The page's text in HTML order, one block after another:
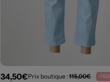
34,50€Prix boutique :115,00€ -70%